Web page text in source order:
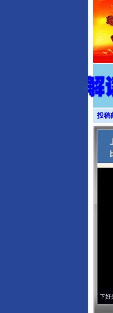
投稿
心使命 奋进复兴征程丨宝塔山下好光景..·[